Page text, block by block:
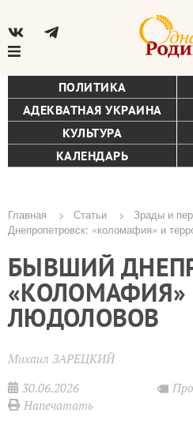
ПОЛИТИКА
АДЕКВАТНАЯ УКРАИНА
КУЛЬТУРА
КАЛЕНДАРЬ
Строка
навигации
Главная Статьи Зрады и
Днепропетровск: «коломафия» и
БЫВШИЙ
«КОЛОМАФИЯ»
ЛЮДОЛОВОВ
Михаил ЗАРЕЦКИЙ
30.06.2026
Напечатать